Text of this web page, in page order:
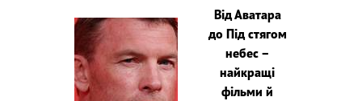
Від Аватара
до Під стягом
небес –
найкращі
фільми й